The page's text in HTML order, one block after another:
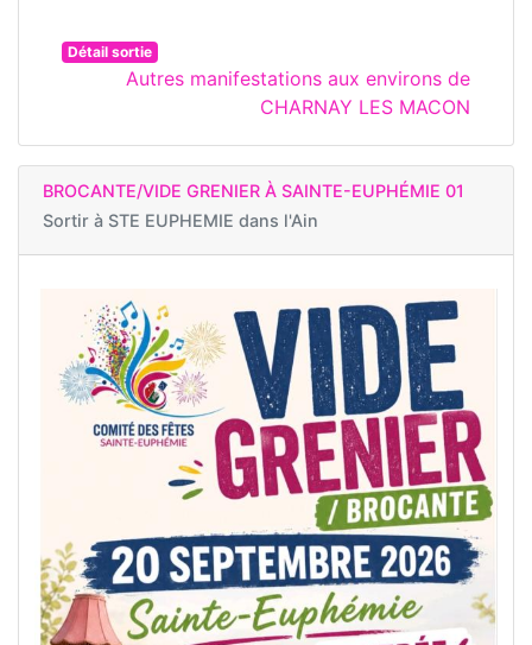
Détail sortie
Autres manifestations aux environs de
CHARNAY LES MACON
BROCANTE/VIDE GRENIER À SAINTE-EUPHÉMIE 01
Sortir à STE EUPHEMIE dans l'Ain